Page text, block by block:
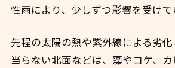
性雨により、少しずつ影響を受けて
先程の太陽の熱や紫外線による劣
当らない北面などは、藻やコケ、